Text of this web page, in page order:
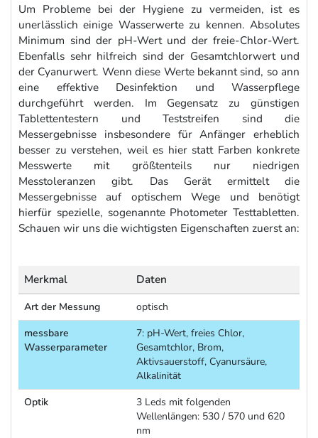
Um Probleme bei der Hygiene zu vermeiden, ist es
unerlässlich einige Wasserwerte zu kennen. Absolutes
Minimum sind der pH-Wert und der freie-Chlor-Wert.
Ebenfalls sehr hilfreich sind der Gesamtchlorwert und
der Cyanurwert. Wenn diese Werte bekannt sind, so ann
eine effektive Desinfektion und Wasserpflege
durchgeführt werden. Im Gegensatz zu günstigen
Tablettentestern und Teststreifen sind die
Messergebnisse insbesondere für Anfänger erheblich
besser zu verstehen, weil es hier statt Farben konkrete
Messwerte mit größtenteils nur niedrigen
Messtoleranzen gibt. Das Gerät ermittelt die
Messergebnisse auf optischem Wege und benötigt
hierfür spezielle, sogenannte Photometer Testtabletten.
Schauen wir uns die wichtigsten Eigenschaften zuerst an:
Merkmal Daten
Art der Messung
optisch
messbare
Wasserparameter
7: pH-Wert, freies Chlor,
Gesamtchlor, Brom,
Aktivsauerstoff, Cyanursäure,
Alkalinität
Optik
3 Leds mit folgenden
Wellenlängen: 530 / 570 und 620
nm